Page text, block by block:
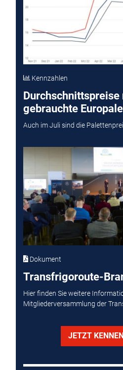
Kennzahlen
Durchschnittspreise
gebrauchte
Auch im Juli sind die
Dokument
Transfrigoroute-
Hier finden Sie weitere
Mitgliederversammlung der
JETZT